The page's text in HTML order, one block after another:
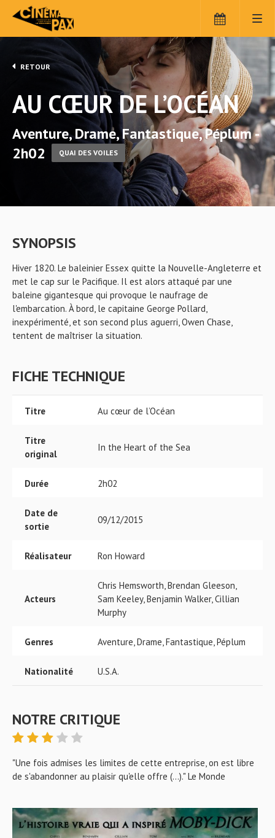
RETOUR
AU CŒUR DE L’OCÉAN
Aventure, Drame, Fantastique, Péplum -
2h02
QUAI DES VOILES
SYNOPSIS
Hiver 1820. Le baleinier Essex quitte la Nouvelle-Angleterre et
met le cap sur le Pacifique. Il est alors attaqué par une
baleine gigantesque qui provoque le naufrage de
l'embarcation. À bord, le capitaine George Pollard,
inexpérimenté, et son second plus aguerri, Owen Chase,
tentent de maîtriser la situation.
FICHE TECHNIQUE
Titre Au cœur de l’Océan
Titre
original
In the Heart of the Sea
Durée 2h02
Date de
sortie
09/12/2015
Réalisateur Ron Howard
Acteurs
Chris Hemsworth, Brendan Gleeson,
Sam Keeley, Benjamin Walker, Cillian
Murphy
Genres Aventure, Drame, Fantastique, Péplum
Nationalité U.S.A.
NOTRE CRITIQUE
"Une fois admises les limites de cette entreprise, on est libre
de s'abandonner au plaisir qu'elle offre (...)." Le Monde